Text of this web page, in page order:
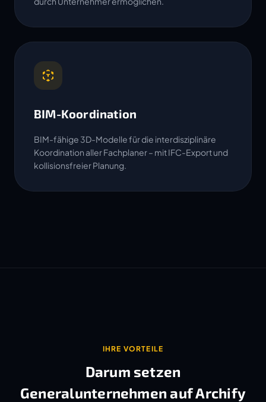
BIM-Koordination
BIM-fähige 3D-Modelle für die interdisziplinäre
Koordination aller Fachplaner – mit IFC-Export und
kollisionsfreier Planung.
IHRE VORTEILE
Darum setzen
Generalunternehmen auf Archify